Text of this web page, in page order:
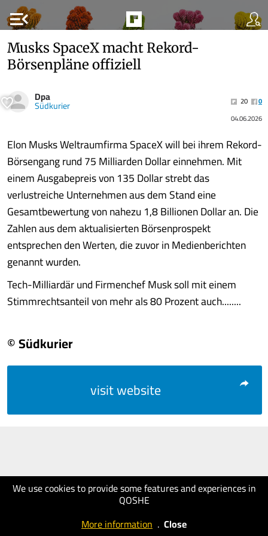
menu_open
We use cookies to provide some features and experiences in
QOSHE
More information . Close
Musks SpaceX macht Rekord-
Börsenpläne offiziell
Dpa
Südkurier 20
0
04.06.2026
Elon Musks Weltraumfirma SpaceX will bei ihrem Rekord-
Börsengang rund 75 Milliarden Dollar einnehmen. Mit
einem Ausgabepreis von 135 Dollar strebt das
verlustreiche Unternehmen aus dem Stand eine
Gesamtbewertung von nahezu 1,8 Billionen Dollar an. Die
Zahlen aus dem aktualisierten Börsenprospekt
entsprechen den Werten, die zuvor in Medienberichten
genannt wurden.
Tech-Milliardär und Firmenchef Musk soll mit einem
Stimmrechtsanteil von mehr als 80 Prozent auch........
© Südkurier
visit website